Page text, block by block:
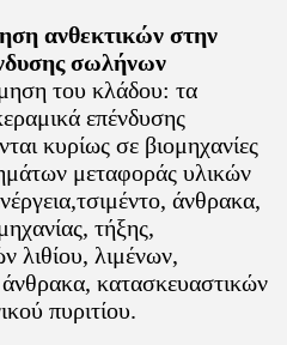
ανθεκτικών στην
σωλήνων
του κλάδου: τα
επένδυσης
κυρίως σε βιομηχανίες
μεταφοράς υλικών
άνθρακα,
τήξης,
λιθίου, λιμένων,
κατασκευαστικών
πυριτίου.